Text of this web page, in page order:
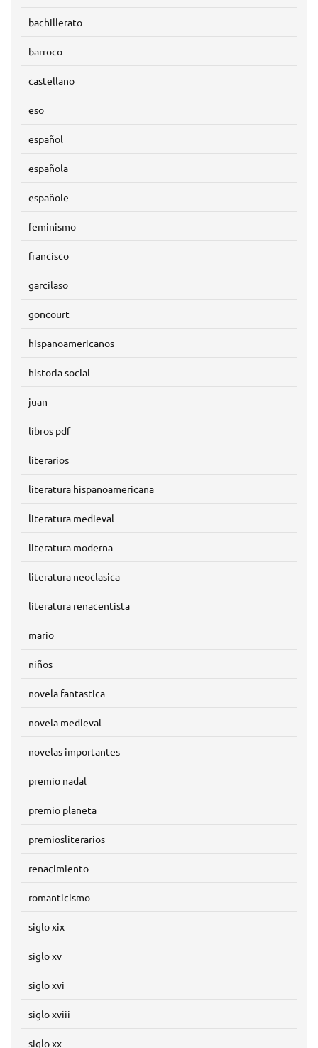
bachillerato
barroco
castellano
eso
español
española
españole
feminismo
francisco
garcilaso
goncourt
hispanoamericanos
historia social
juan
libros pdf
literarios
literatura hispanoamericana
literatura medieval
literatura moderna
literatura neoclasica
literatura renacentista
mario
niños
novela fantastica
novela medieval
novelas importantes
premio nadal
premio planeta
premiosliterarios
renacimiento
romanticismo
siglo xix
siglo xv
siglo xvi
siglo xviii
siglo xx